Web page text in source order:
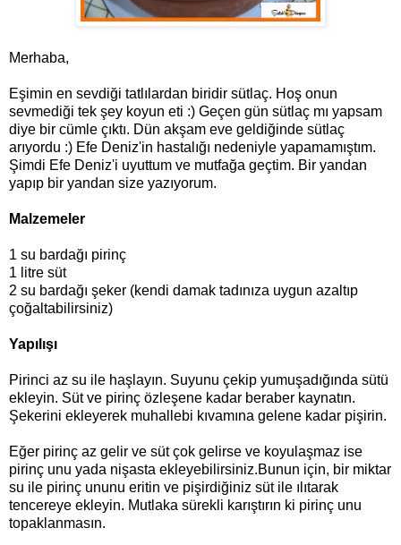
Merhaba,
Eşimin en sevdiği tatlılardan biridir sütlaç. Hoş onun
sevmediği tek şey koyun eti :) Geçen gün sütlaç mı yapsam
diye bir cümle çıktı. Dün akşam eve geldiğinde sütlaç
arıyordu :) Efe Deniz'in hastalığı nedeniyle yapamamıştım.
Şimdi Efe Deniz'i uyuttum ve mutfağa geçtim. Bir yandan
yapıp bir yandan size yazıyorum.
Malzemeler
1 su bardağı pirinç
1 litre süt
2 su bardağı şeker (kendi damak tadınıza uygun azaltıp
çoğaltabilirsiniz)
Yapılışı
Pirinci az su ile haşlayın. Suyunu çekip yumuşadığında sütü
ekleyin. Süt ve pirinç özleşene kadar beraber kaynatın.
Şekerini ekleyerek muhallebi kıvamına gelene kadar pişirin.
Eğer pirinç az gelir ve süt çok gelirse ve koyulaşmaz ise
pirinç unu yada nişasta ekleyebilirsiniz.Bunun için, bir miktar
su ile pirinç ununu eritin ve pişirdiğiniz süt ile ılıtarak
tencereye ekleyin. Mutlaka sürekli karıştırın ki pirinç unu
topaklanmasın.